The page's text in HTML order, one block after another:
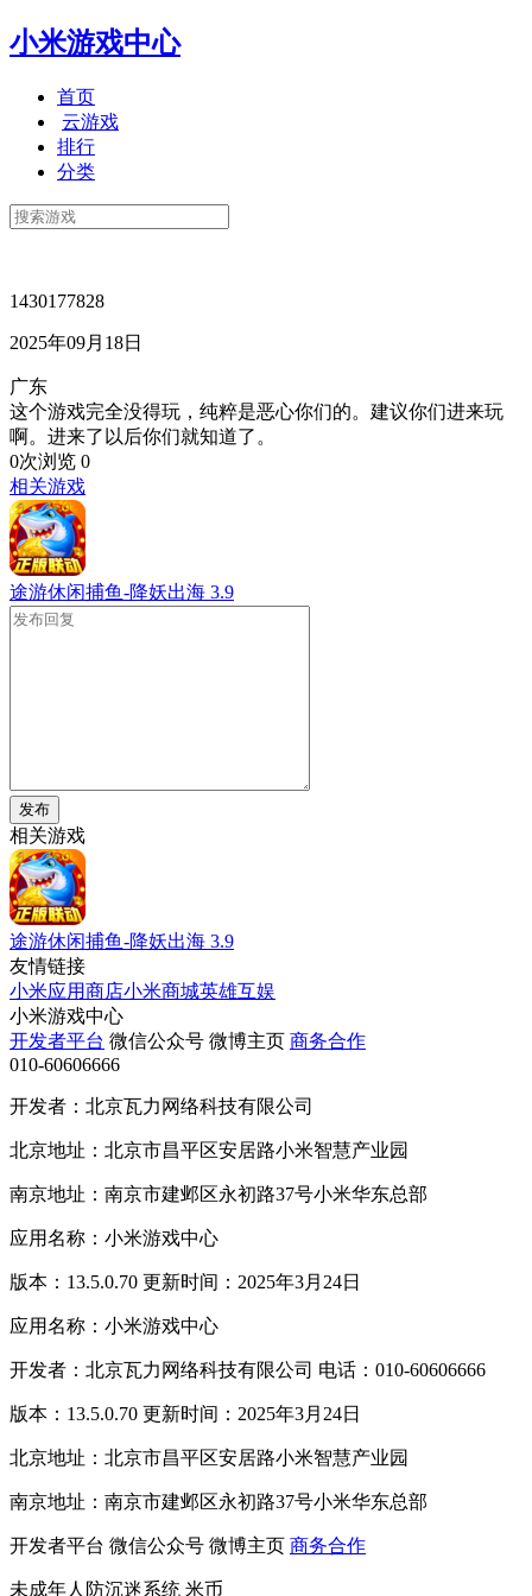
小米游戏中心
首页
云游戏
排行
分类
1430177828
2025年09月18日
广东
这个游戏完全没得玩，纯粹是恶心你们的。建议你们进来玩
啊。进来了以后你们就知道了。
0次浏览 0
相关游戏
途游休闲捕鱼-降妖出海 3.9
发布
相关游戏
途游休闲捕鱼-降妖出海 3.9
友情链接
小米应用商店小米商城英雄互娱
小米游戏中心
开发者平台 微信公众号 微博主页 商务合作
010-60606666
开发者：北京瓦力网络科技有限公司
北京地址：北京市昌平区安居路小米智慧产业园
南京地址：南京市建邺区永初路37号小米华东总部
应用名称：小米游戏中心
版本：13.5.0.70 更新时间：2025年3月24日
应用名称：小米游戏中心
开发者：北京瓦力网络科技有限公司 电话：010-60606666
版本：13.5.0.70 更新时间：2025年3月24日
北京地址：北京市昌平区安居路小米智慧产业园
南京地址：南京市建邺区永初路37号小米华东总部
开发者平台 微信公众号 微博主页 商务合作
未成年人防沉迷系统 米币